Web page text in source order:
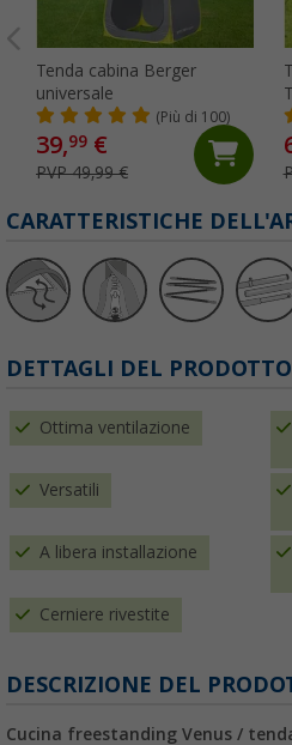
Tenda cabina Berger
universale
(Più di 100)
39,99 €
PVP 49,99 €
CARATTERISTICHE
DETTAGLI DEL PRODOTTO
Ottima ventilazione
Versatili
A libera installazione
Cerniere rivestite
DESCRIZIONE DEL
Cucina freestanding Venus /